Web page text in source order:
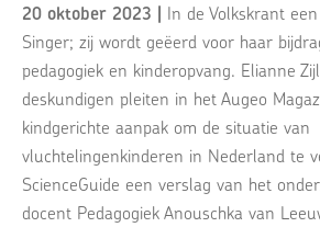
20 oktober 2023 | In de Volkskrant
Singer; zij wordt geëerd voor haar
pedagogiek en kinderopvang. Elianne
deskundigen pleiten in het Augeo
kindgerichte aanpak om de situatie van
vluchtelingenkinderen in Nederland te
ScienceGuide een verslag van het
docent Pedagogiek Anouschka van